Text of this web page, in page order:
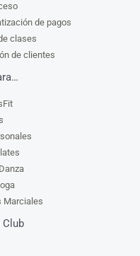
de pagos
clases
de clientes
Marciales
Club